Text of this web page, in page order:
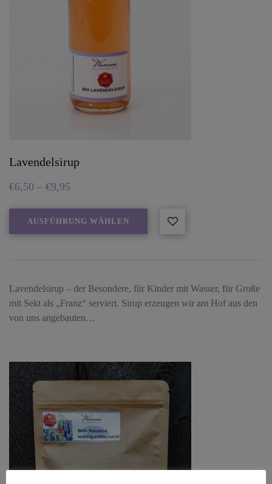
Lavendelsirup
€6,50 – €9,95
AUSFÜHRUNG WÄHLEN
Lavendelsirup – der Besondere, für Kinder mit Wasser, für Große
mit Sekt als „Franz“ serviert. Sirup erzeugen wir am Hof aus den
von uns angebauten…